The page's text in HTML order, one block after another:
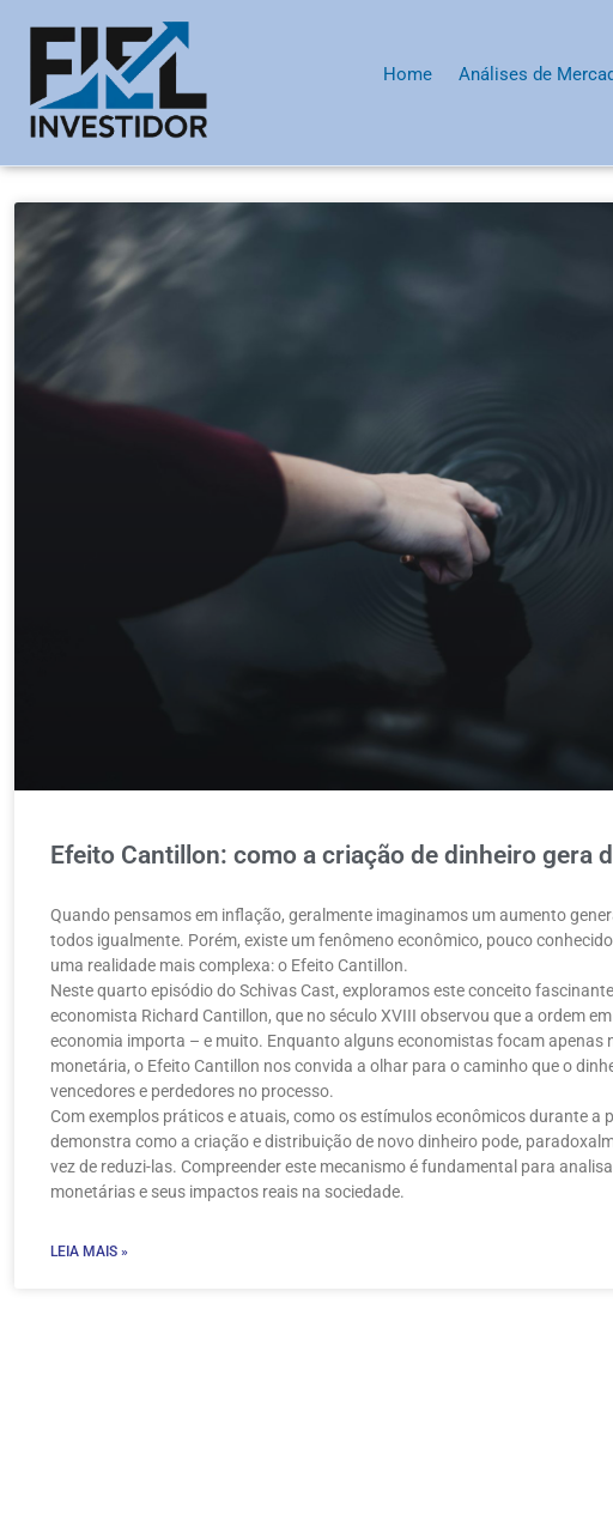
Home Análises de
Efeito Cantillon: como a criação de dinheiro gera
Quando pensamos em inflação, geralmente imaginamos um aumento
todos igualmente. Porém, existe um fenômeno econômico, pouco
uma realidade mais complexa: o Efeito Cantillon.
Neste quarto episódio do Schivas Cast, exploramos este conceito
economista Richard Cantillon, que no século XVIII observou que a ordem
economia importa – e muito. Enquanto alguns economistas focam apenas
monetária, o Efeito Cantillon nos convida a olhar para o caminho que o
vencedores e perdedores no processo.
Com exemplos práticos e atuais, como os estímulos econômicos durante a
demonstra como a criação e distribuição de novo dinheiro pode,
vez de reduzi-las. Compreender este mecanismo é fundamental para
monetárias e seus impactos reais na sociedade.
LEIA MAIS »